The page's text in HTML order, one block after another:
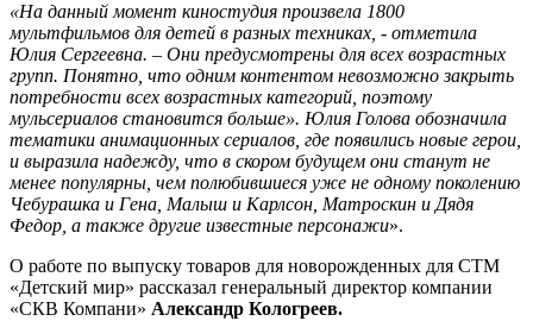
«На данный момент киностудия произвела 1800
мультфильмов для детей в разных техниках, - отметила
Юлия Сергеевна. – Они предусмотрены для всех возрастных
групп. Понятно, что одним контентом невозможно закрыть
потребности всех возрастных категорий, поэтому
мульсериалов становится больше». Юлия Голова обозначила
тематики анимационных сериалов, где появились новые герои,
и выразила надежду, что в скором будущем они станут не
менее популярны, чем полюбившиеся уже не одному поколению
Чебурашка и Гена, Малыш и Карлсон, Матроскин и Дядя
Федор, а также другие известные персонажи».
О работе по выпуску товаров для новорожденных для СТМ
«Детский мир» рассказал генеральный директор компании
«СКВ Компани» Александр Кологреев.